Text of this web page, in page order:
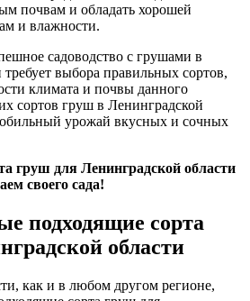
почвам и обладать хорошей
и влажности.
садоводство с грушами в
выбора правильных сортов,
климата и почвы данного
сортов груш в Ленинградской
обильный урожай вкусных и сочных
груш для Ленинградской области
своего сада!
подходящие сорта
области
как и в любом другом регионе,